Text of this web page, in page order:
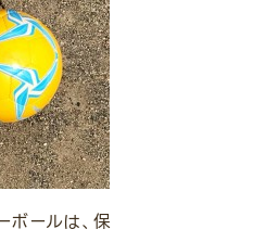
ボールは、保